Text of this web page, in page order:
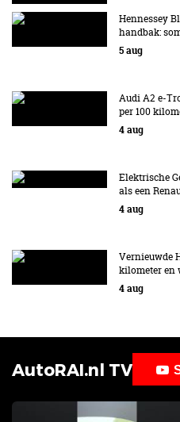
Hennessey
handbak:
5 aug
Audi A2 e-
per 100
4 aug
Elektrische
als een
4 aug
Vernieuwde
kilometer en
4 aug
AutoRAI.nl TV